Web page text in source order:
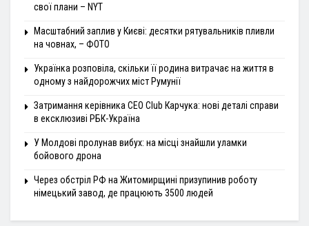
свої плани – NYT
Масштабний заплив у Києві: десятки рятувальників пливли
на човнах, – ФОТО
Українка розповіла, скільки її родина витрачає на життя в
одному з найдорожчих міст Румунії
Затримання керівника CEO Club Карчука: нові деталі справи
в ексклюзиві РБК-Україна
У Молдові пролунав вибух: на місці знайшли уламки
бойового дрона
Через обстріл РФ на Житомирщині призупинив роботу
німецький завод, де працюють 3500 людей